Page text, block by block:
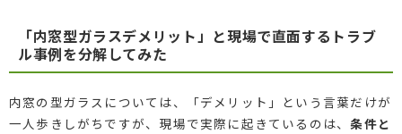
「内窓型ガラスデメリット」と現場で直面するトラブ
ル事例を分解してみた
内窓の型ガラスについては、「デメリット」という言葉だけが
一人歩きしがちですが、現場で実際に起きているのは、条件と